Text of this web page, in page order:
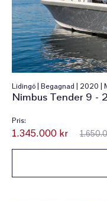
Lidingö | Begagnad | 2020 |
Nimbus Tender 9 -
Pris:
1.345.000 kr